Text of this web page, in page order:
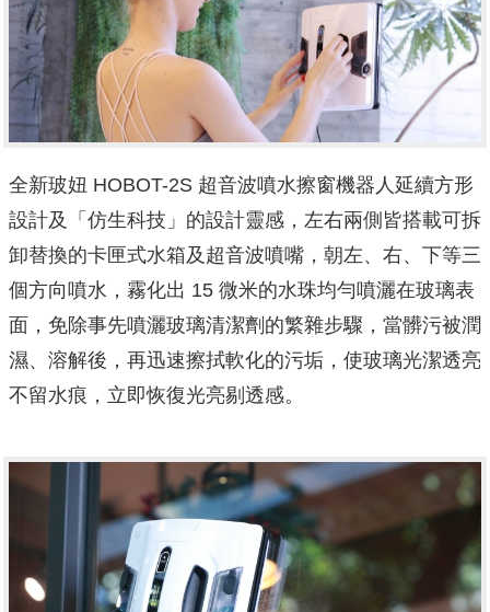
全新玻妞 HOBOT-2S 超音波噴水擦窗機器人延續方形
設計及「 仿生科技」的設計靈感， 左右兩側皆搭載可拆
卸替換的卡匣式水箱及超音波噴嘴，朝左、右、 下等三
個方向噴水，霧化出 15 微米的水珠均勻噴灑在玻璃表
面，免除事先噴灑玻璃清潔劑的繁雜步驟，當髒污被潤
濕、溶解後，再迅速擦拭軟化的污垢， 使玻璃光潔透亮
不留水痕，立即恢復光亮剔透感。